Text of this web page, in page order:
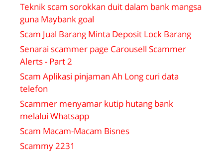
Teknik scam sorokkan duit dalam bank mangsa
guna Maybank goal
Scam Jual Barang Minta Deposit Lock Barang
Senarai scammer page Carousell Scammer
Alerts - Part 2
Scam Aplikasi pinjaman Ah Long curi data
telefon
Scammer menyamar kutip hutang bank
melalui Whatsapp
Scam Macam-Macam Bisnes
Scammy 2231